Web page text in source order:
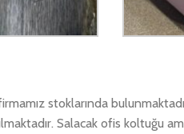
stoklarında
Salacak ofis koltuğu